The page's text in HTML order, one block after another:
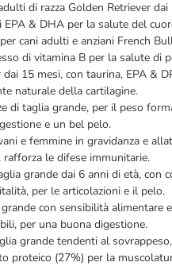
di razza Golden Retriever
& DHA per la salute del
cani adulti e anziani French
di vitamina B per la salute di
15 mesi, con taurina, EPA &
naturale della cartilagine.
di taglia grande, per il peso
e un bel pelo.
e femmine in gravidanza e
le difese immunitarie.
grande dai 6 anni di età, con
per le articolazioni e il pelo.
con sensibilità
per una buona digestione.
grande tendenti al
proteico (27%) per la